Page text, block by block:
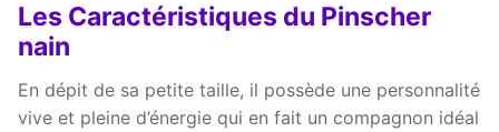
Les Caractéristiques du Pinscher
nain
En dépit de sa petite taille, il possède une personnalité
vive et pleine d’énergie qui en fait un compagnon idéal